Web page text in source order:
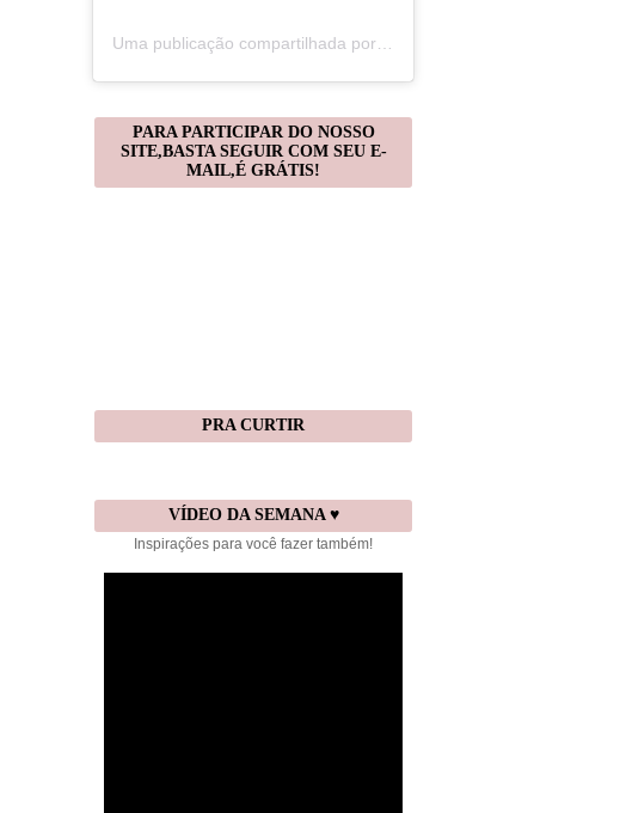
Uma publicação compartilhada por Christiane Gonçalves (@artecomquiane)
PARA PARTICIPAR DO NOSSO
SITE,BASTA SEGUIR COM SEU E-
MAIL,É GRÁTIS!
PRA CURTIR
VÍDEO DA SEMANA ♥
Inspirações para você fazer também!